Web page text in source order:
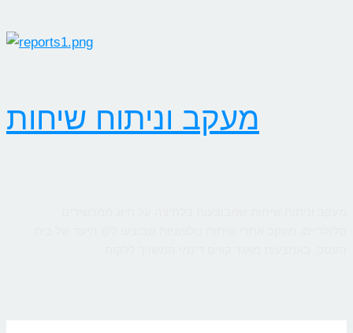
מעקב וניתוח שיחות